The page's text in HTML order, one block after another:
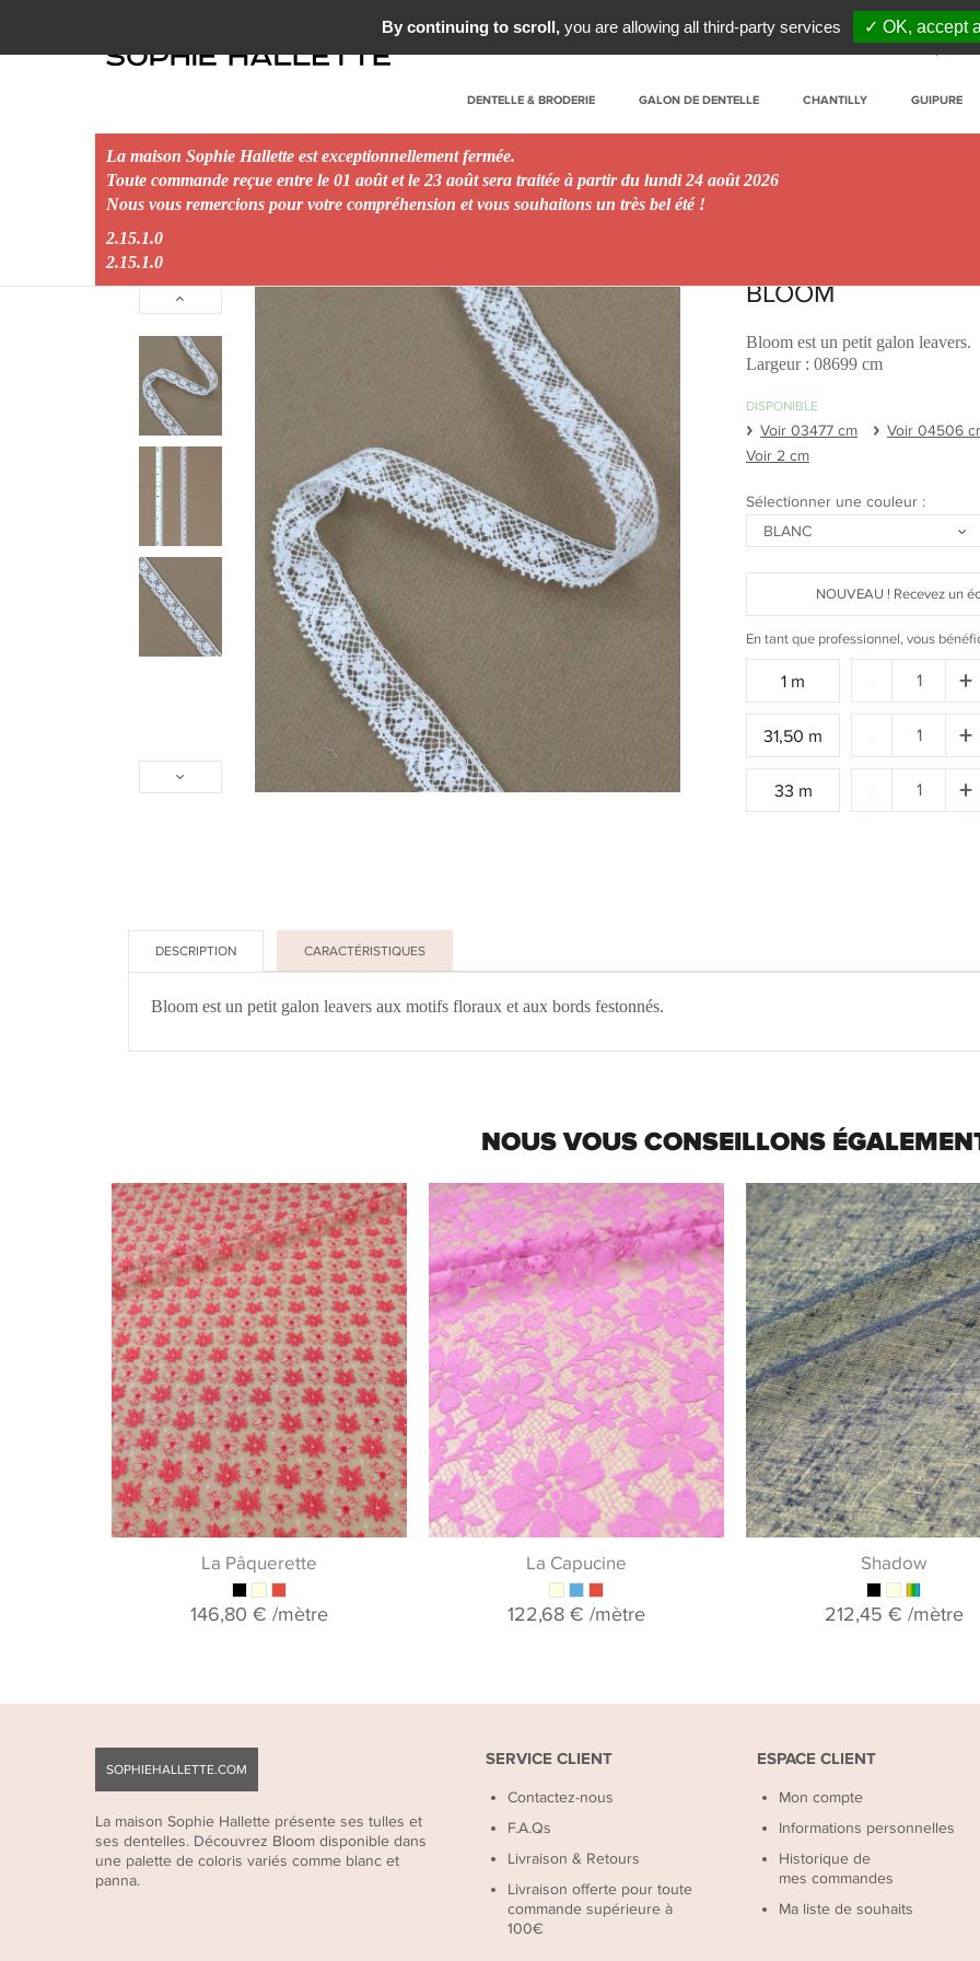
DENTELLE & BRODERIE GALON DE DENTELLE CHANTILLY GUIPURE
La maison Sophie Hallette est exceptionnellement fermée.
Toute commande reçue entre le 01 août et le 23 août sera traitée à partir du lundi 24 août 2026
Nous vous remercions pour votre compréhension et vous souhaitons un très bel été !
2.15.1.0
2.15.1.0
Accueil
BLOOM
Bloom est un petit galon leavers.
Largeur : 08699 cm
DISPONIBLE
Voir 03477 cm Voir 04506
Voir 2 cm
Sélectionner une couleur :
BLANC
NOUVEAU ! Recevez un
En tant que professionnel, vous
1 m +
31,50 m +
33 m +
DESCRIPTION CARACTÉRISTIQUES
Bloom est un petit galon leavers aux motifs floraux et aux bords festonnés.
NOUS VOUS CONSEILLONS
La Pâquerette
146,80 € /mètre
La Capucine
122,68 € /mètre
Shadow
212,45 € /mètre
SOPHIEHALLETTE.COM
La maison Sophie Hallette présente ses tulles et
ses dentelles. Découvrez Bloom disponible dans
une palette de coloris variés comme blanc et
panna.
SERVICE CLIENT
Contactez-nous
F.A.Qs
Livraison & Retours
Livraison offerte pour toute
commande supérieure à
100€
ESPACE CLIENT
Mon compte
Informations personnelles
Historique de
mes commandes
Ma liste de souhaits
By continuing to scroll, you are allowing all third-party services ✓ OK, accept